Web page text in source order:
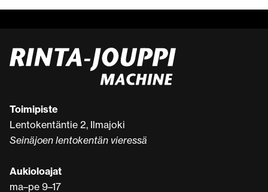
Toimipiste
Lentokentäntie 2, Ilmajoki
Seinäjoen lentokentän vieressä
Aukioloajat
ma–pe 9–17